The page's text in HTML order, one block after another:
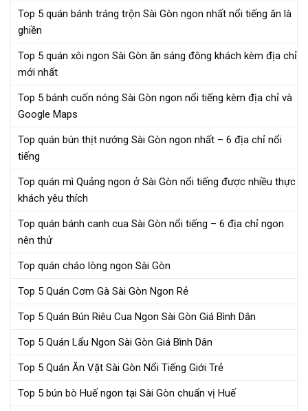
Top 5 quán bánh tráng trộn Sài Gòn ngon nhất nổi tiếng ăn là
ghiền
Top 5 quán xôi ngon Sài Gòn ăn sáng đông khách kèm địa chỉ
mới nhất
Top 5 bánh cuốn nóng Sài Gòn ngon nổi tiếng kèm địa chỉ và
Google Maps
Top quán bún thịt nướng Sài Gòn ngon nhất – 6 địa chỉ nổi
tiếng
Top quán mì Quảng ngon ở Sài Gòn nổi tiếng được nhiều thực
khách yêu thích
Top quán bánh canh cua Sài Gòn nổi tiếng – 6 địa chỉ ngon
nên thử
Top quán cháo lòng ngon Sài Gòn
Top 5 Quán Cơm Gà Sài Gòn Ngon Rẻ
Top 5 Quán Bún Riêu Cua Ngon Sài Gòn Giá Bình Dân
Top 5 Quán Lẩu Ngon Sài Gòn Giá Bình Dân
Top 5 Quán Ăn Vặt Sài Gòn Nổi Tiếng Giới Trẻ
Top 5 bún bò Huế ngon tại Sài Gòn chuẩn vị Huế